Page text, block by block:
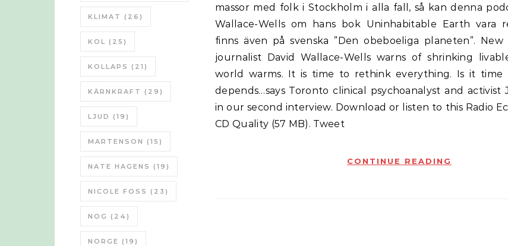
KLIMAT (26)
KOL (25)
KOLLAPS (21)
KÄRNKRAFT (29)
LJUD (19)
MARTENSON (15)
NATE HAGENS (19)
NICOLE FOSS (23)
NOG (24)
NORGE (19)
massor med folk i Stockholm i alla fall, så kan denna
Wallace-Wells om hans bok Uninhabitable Earth vara
finns även på svenska ”Den obeboeliga planeten”. New
journalist David Wallace-Wells warns of shrinking
world warms. It is time to rethink everything. Is it time
depends…says Toronto clinical psychoanalyst and activist
in our second interview. Download or listen to this Radio
CD Quality (57 MB). Tweet
CONTINUE READING